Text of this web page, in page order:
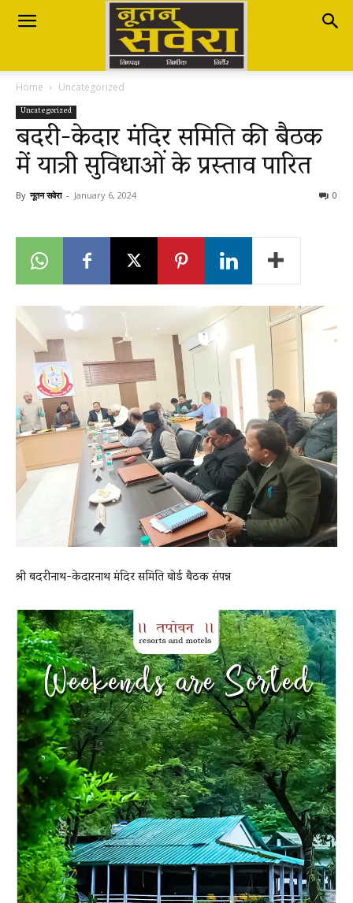
Nutan
Savera
नूतन
Breaking
News
Home Uncategorized
Uncategorized
बदरी-केदार मंदिर समिति की बैठक
में यात्री सुविधाओं के प्रस्ताव पारित
By नूतन सवेरा - January 6, 2024 0
श्री बदरीनाथ-केदारनाथ मंदिर समिति बोर्ड बैठक संपन्न